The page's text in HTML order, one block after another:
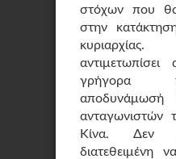
στόχων που
στην
αντιμετωπίσει
γρήγορα
αποδυνάμωσή
ανταγωνιστών
Κίνα. Δεν
διατεθειμένη